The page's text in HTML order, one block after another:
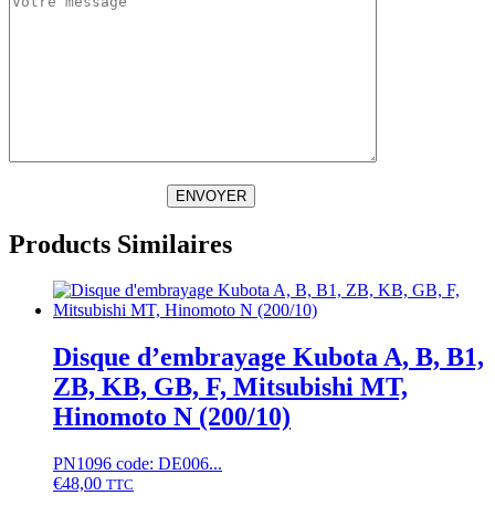
ENVOYER
Products Similaires
Disque d’embrayage Kubota A, B, B1,
ZB, KB, GB, F, Mitsubishi MT,
Hinomoto N (200/10)
PN1096 code: DE006...
€48,00 TTC